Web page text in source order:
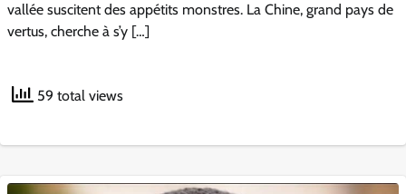
vallée suscitent des appétits monstres. La Chine, grand pays de
vertus, cherche à s’y […]
59 total views